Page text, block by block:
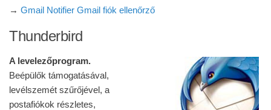
→ Gmail Notifier Gmail fiók ellenőrző
Thunderbird
A levelezőprogram.
Beépülők támogatásával,
levélszemét szűrőjével, a
postafiókok részletes,